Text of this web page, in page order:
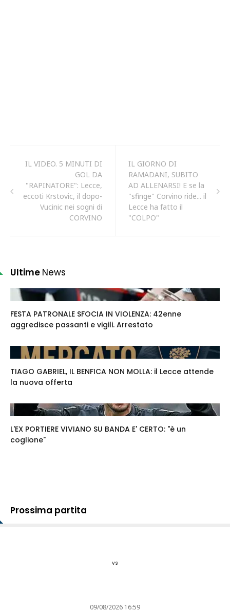
IL VIDEO. 5 MINUTI DI
GOL DA
"RAPINATORE": Lecce,
eccoti Krstovic, il dopo-
Vucinic nei sogni di
CORVINO
IL GIORNO DI
RAMADANI, SUBITO
AD ALLENARSI! E se la
"sfinge" Corvino ride... il
Lecce ha fatto il
"COLPO"
Ultime News
FESTA PATRONALE SFOCIA IN VIOLENZA: 42enne
aggredisce passanti e vigili. Arrestato
TIAGO GABRIEL, IL BENFICA NON MOLLA: il Lecce attende
la nuova offerta
L'EX PORTIERE VIVIANO SU BANDA E' CERTO: "è un
coglione"
Prossima partita
vs
09/08/2026 16:59